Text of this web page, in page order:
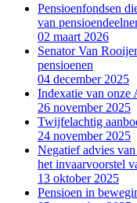
Pensioenfondsen
van
02 maart 2026
Senator Van
pensioenen
04 december 2025
Indexatie van onze
26 november 2025
Twijfelachtig
24 november 2025
Negatief advies
het invaarvoorstel
13 oktober 2025
Pensioen in